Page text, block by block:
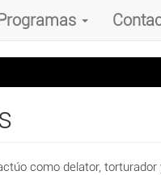
como delator,